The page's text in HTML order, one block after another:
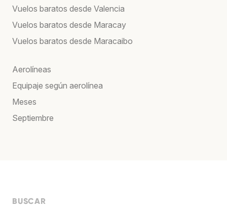
Vuelos baratos desde Valencia
Vuelos baratos desde Maracay
Vuelos baratos desde Maracaibo
Aerolíneas
Equipaje según aerolínea
Meses
Septiembre
BUSCAR